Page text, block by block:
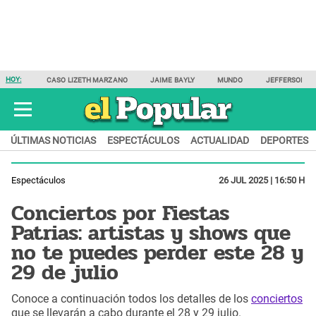
HOY: CASO LIZETH MARZANO JAIME BAYLY MUNDO JEFFERSON
ÚLTIMAS NOTICIAS ESPECTÁCULOS ACTUALIDAD DEPORTES
Espectáculos 26 JUL 2025 | 16:50 H
Conciertos por Fiestas
Patrias: artistas y shows que
no te puedes perder este 28 y
29 de julio
Conoce a continuación todos los detalles de los conciertos
que se llevarán a cabo durante el 28 y 29 julio.